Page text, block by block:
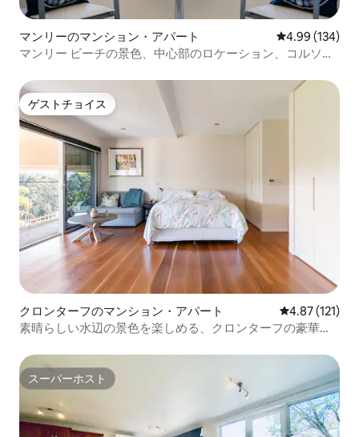
マンリーのマンション・アパート レビュー134
4.99 (134)
マンリー ビーチの景色、中心部のロケーション、コルソま
ゲストチョイス
ゲストチョイス
クロンターフのマンション・アパート レビュー121
4.87 (121)
素晴らしい水辺の景色を楽しめる、クロンターフの豪華な
スーパーホスト
スーパーホスト